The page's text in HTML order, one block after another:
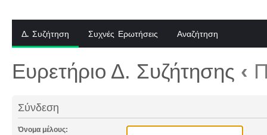
Δ. Συζήτηση Συχνές Ερωτήσεις Αναζήτηση
Ευρετήριο Δ. Συζήτησης ‹
Σύνδεση
Όνομα μέλους: